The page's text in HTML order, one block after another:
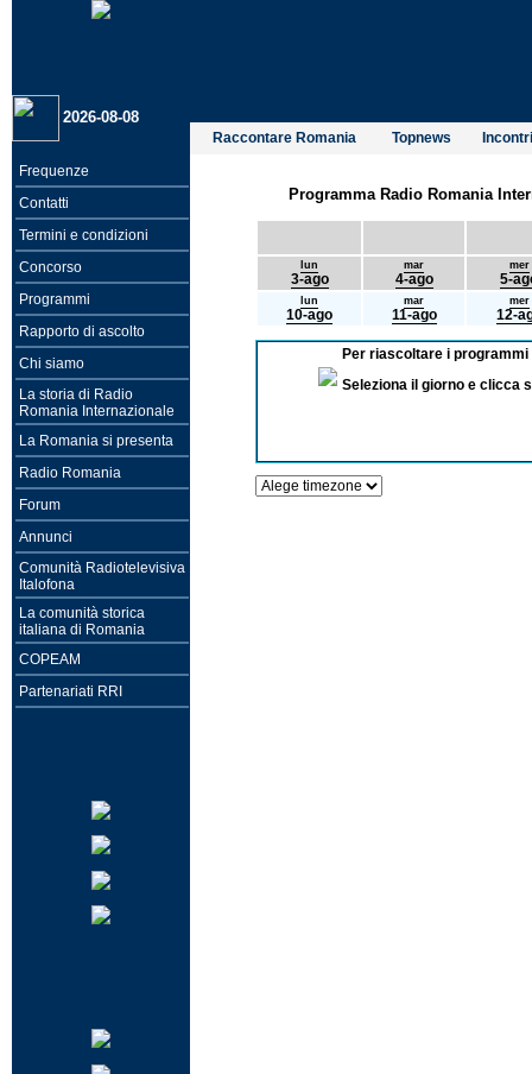
2026-08-08
Raccontare Romania Topnews
Frequenze
Contatti
Termini e condizioni
Concorso
Programmi
Rapporto di ascolto
Chi siamo
La storia di Radio
Romania Internazionale
La Romania si presenta
Radio Romania
Forum
Annunci
Comunità Radiotelevisiva
Italofona
La comunità storica
italiana di Romania
COPEAM
Partenariati RRI
Programma Radio Romania
lun
3-ago
mar
4-ago
mer
5-
lun
10-ago
mar
11-ago
mer
12-
Per riascoltare i
Seleziona il giorno e clicca